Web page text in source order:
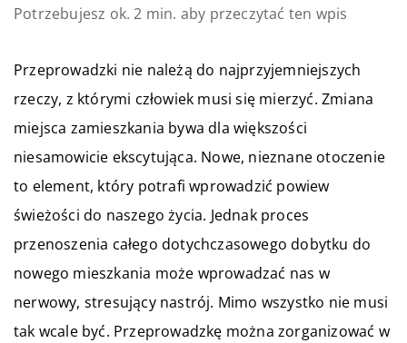
Potrzebujesz ok. 2 min. aby przeczytać ten wpis
Przeprowadzki nie należą do najprzyjemniejszych
rzeczy, z którymi człowiek musi się mierzyć. Zmiana
miejsca zamieszkania bywa dla większości
niesamowicie ekscytująca. Nowe, nieznane otoczenie
to element, który potrafi wprowadzić powiew
świeżości do naszego życia. Jednak proces
przenoszenia całego dotychczasowego dobytku do
nowego mieszkania może wprowadzać nas w
nerwowy, stresujący nastrój. Mimo wszystko nie musi
tak wcale być. Przeprowadzkę można zorganizować w